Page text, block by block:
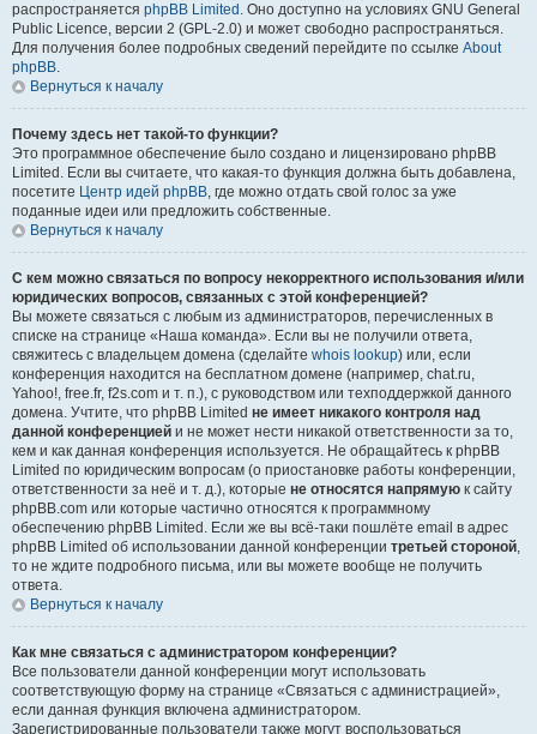
распространяется phpBB Limited . Оно доступно на условиях GNU General
Public Licence, версии 2 (GPL-2.0) и может свободно распространяться.
Для получения более подробных сведений перейдите по ссылке About
phpBB.
Вернуться к началу
Почему здесь нет такой-то функции?
Это программное обеспечение было создано и лицензировано phpBB
Limited. Если вы считаете, что какая-то функция должна быть добавлена,
посетите Центр идей phpBB, где можно отдать свой голос за уже
поданные идеи или предложить собственные.
Вернуться к началу
С кем можно связаться по вопросу некорректного использования и/или
юридических вопросов, связанных с этой конференцией?
Вы можете связаться с любым из администраторов, перечисленных в
списке на странице «Наша команда». Если вы не получили ответа,
свяжитесь с владельцем домена (сделайте whois lookup) или, если
конференция находится на бесплатном домене (например, chat.ru,
Yahoo!, free.fr, f2s.com и т. п.), с руководством или техподдержкой данного
домена. Учтите, что phpBB Limited не имеет никакого контроля над
данной конференцией и не может нести никакой ответственности за то,
кем и как данная конференция используется. Не обращайтесь к phpBB
Limited по юридическим вопросам (о приостановке работы конференции,
ответственности за неё и т. д.), которые не относятся напрямую к сайту
phpBB.com или которые частично относятся к программному
обеспечению phpBB Limited. Если же вы всё-таки пошлёте email в адрес
phpBB Limited об использовании данной конференции третьей стороной,
то не ждите подробного письма, или вы можете вообще не получить
ответа.
Вернуться к началу
Как мне связаться с администратором конференции?
Все пользователи данной конференции могут использовать
соответствующую форму на странице «Связаться с администрацией»,
если данная функция включена администратором.
Зарегистрированные пользователи также могут воспользоваться